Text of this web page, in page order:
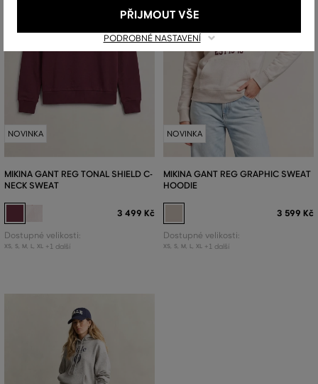
NOVINKA
MIKINA GANT REG TONAL SHIELD C-
NECK SWEAT
3 499 Kč
Dostupné velikosti:
XS, S, M L, XL +1 další
NOVINKA
MIKINA GANT REG GRAPHIC SWEAT
HOODIE
3 599 Kč
Dostupné velikosti:
XS, S, M L, XL +1 další
PODROBNÉ NASTAVENÍ
PŘIJMOUT VŠE